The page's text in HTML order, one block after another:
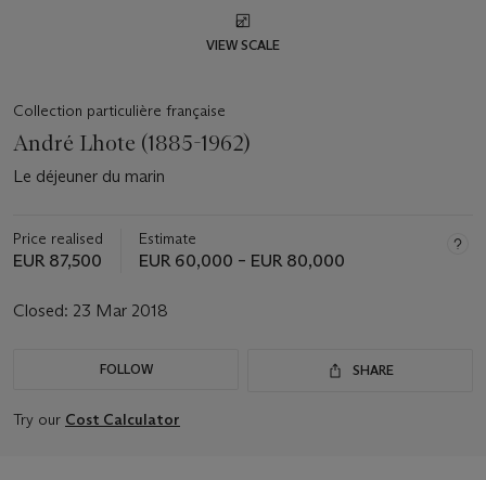
VIEW SCALE
Collection particulière française
André Lhote (1885-1962)
Le déjeuner du marin
Price realised
EUR 87,500
Estimate
EUR 60,000 – EUR 80,000
Closed: 23 Mar 2018
FOLLOW SHARE
Try our Cost Calculator